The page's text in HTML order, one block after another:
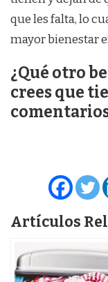
que les falta, lo
mayor bienestar
¿Qué otro
crees que
Artículos